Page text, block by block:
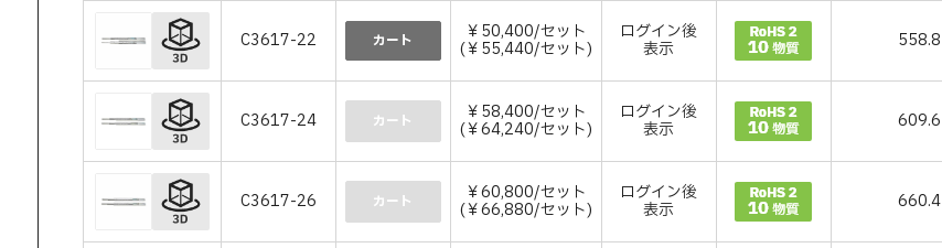
C3617-22 カート ￥50,400/セット
(￥55,440/セット)
ログイン後
表示 558.8
C3617-24 カート ￥58,400/セット
(￥64,240/セット)
ログイン後
表示 609.6
C3617-26 カート ￥60,800/セット
(￥66,880/セット)
ログイン後
表示 660.4